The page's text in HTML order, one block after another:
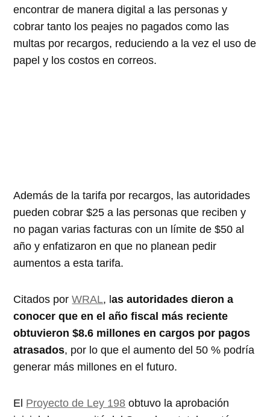
encontrar de manera digital a las personas y
cobrar tanto los peajes no pagados como las
multas por recargos, reduciendo a la vez el uso de
papel y los costos en correos.
Además de la tarifa por recargos, las autoridades
pueden cobrar $25 a las personas que reciben y
no pagan varias facturas con un límite de $50 al
año y enfatizaron en que no planean pedir
aumentos a esta tarifa.
Citados porWRAL, las autoridades dieron a
conocer que en el año fiscal más reciente
obtuvieron $8.6 millones en cargos por pagos
atrasados, por lo que el aumento del 50 % podría
generar más millones en el futuro.
El Proyecto de Ley 198 obtuvo la aprobación